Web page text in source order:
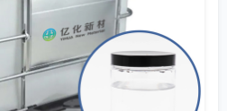
в спецификации.
поставок.
лихорадит из-за
или колебаний цен на
Работать с